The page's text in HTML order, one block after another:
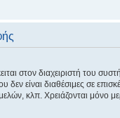
στον διαχειριστή του
δεν είναι διαθέσιμες σε
κλπ. Χρειάζονται μόνο